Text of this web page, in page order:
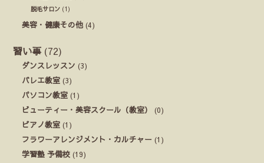
脱毛サロン (1)
美容・健康その他 (4)
習い事 (72)
ダンスレッスン (3)
バレエ教室 (3)
パソコン教室 (1)
ビューティー・美容スクール（教室）
(0)
ピアノ教室 (1)
フラワーアレンジメント・カルチャー (1)
学習塾 予備校 (19)